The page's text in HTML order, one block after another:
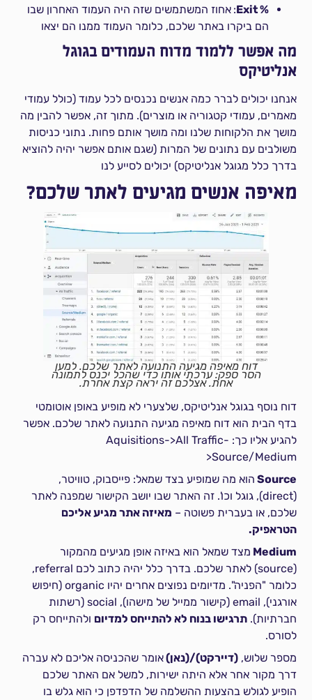
% Exit
: אחוז המשתמשים שזה היה העמוד האחרון שבו
הם ביקרו באתר שלכם, כלומר העמוד ממנו הם יצאו
מה אפשר ללמוד מדוח העמודים בגוגל
אנליטיקס
אנחנו יכולים לברר כמה אנשים נכנסים לכל עמוד (כולל עמודי
מאמרים, עמודי קטגוריה או מוצרים). מתוך זה, אפשר להבין מה
מושך את הלקוחות שלנו ומה מושך אותם פחות. נתוני כניסות
משולבים עם נתונים של המרות (שגם אותם אפשר יהיה להוציא
בדרך כלל מגוגל אנליטיקס) יכולים לסייע לנו
מאיפה אנשים מגיעים לאתר שלכם?
דוח מאיפה מגיעה התנועה לאתר שלכם. למען
הסר ספק: ערכתי אותו כדי שהכל יכנס לתמונה
אחת. אצלכם זה יראה קצת אחרת.
דוח נוסף בגוגל אנליטיקס, שלצערי לא מופיע באופן אוטומטי
בדף הבית הוא דוח מאיפה מגיעה התנועה לאתר שלכם. אפשר
להגיע אליו כך: Aquisitions->All Traffic-
>Source/Medium
Source הוא מה שמופיע בצד שמאל: פייסבוק, טוויטר,
(direct), גוגל וכו'. זה האתר שבו יושב הקישור שמפנה לאתר
שלכם, או בעברית פשוטה – מאיזה אתר מגיע אליכם
הטראפיק.
Medium מצד שמאל הוא באיזה אופן מגיעים מהמקור
(source) לאתר שלכם. בדרך כלל יהיה כתוב לכם referral,
כלומר "הפניה". מדיומים נפוצים אחרים יהיו organic (חיפוש
אורגני), email (קישור ממייל של מישהו), social (רשתות
חברתיות).תרגישו בנוח לא להתייחס למדיום ולהתייחס רק
לסורס.
מספר שלוש,(דיירקט)/(נאן)אומר שהכניסה אליכם לא עברה
דרך מקור אחר אלא היתה ישירות, למשל אם האתר שלכם
הופיע לגולש בהצעות ההשלמה של הדפדפן כי הוא גלש בו